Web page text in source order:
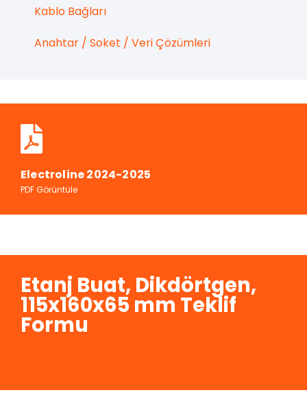
Kablo Bağları
Anahtar / Soket / Veri Çözümleri
Electroline 2024-2025
PDF Görüntüle
Etanj Buat, Dikdörtgen,
115x160x65 mm Teklif
Formu